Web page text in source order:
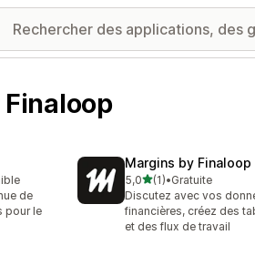
de
pour le
Margins by Finaloop
5,0étoile(s) sur 5
(1)
1 avis au total
•Gratuite
Discutez avec vos
financières, créez des
et des flux de travail